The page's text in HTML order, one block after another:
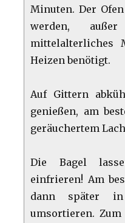
Minuten. Der
werden,
mittelalterliches
Heizen benötigt.
Auf Gittern
genießen, am
geräuchertem
Die Bagel
einfrieren! Am
dann später in
umsortieren.